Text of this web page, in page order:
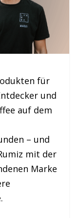
für
und
auf dem
– und
mit der
Marke